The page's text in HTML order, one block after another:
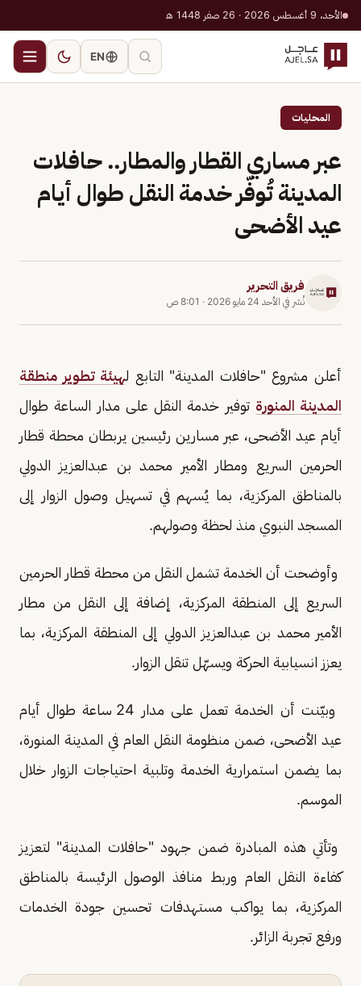
الأحد، 9 أغسطس 2026 · 26 صفر 1448 هـ
EN
المحليات
عبر مساري القطار والمطار.. حافلات
المدينة تُوفّر خدمة النقل طوال أيام
عيد الأضحى
فريق التحرير
نُشر في الأحد 24 مايو 2026 · 8:01 ص
أعلن مشروع "حافلات المدينة" التابع لهيئة تطوير منطقة
المدينة المنورة توفير خدمة النقل على مدار الساعة طوال
أيام عيد الأضحى، عبر مسارين رئيسين يربطان محطة قطار
الحرمين السريع ومطار الأمير محمد بن عبدالعزيز الدولي
بالمناطق المركزية، بما يُسهم في تسهيل وصول الزوار إلى
المسجد النبوي منذ لحظة وصولهم.
وأوضحت أن الخدمة تشمل النقل من محطة قطار الحرمين
السريع إلى المنطقة المركزية، إضافة إلى النقل من مطار
الأمير محمد بن عبدالعزيز الدولي إلى المنطقة المركزية، بما
يعزز انسيابية الحركة ويسهّل تنقل الزوار.
وبيّنت أن الخدمة تعمل على مدار 24 ساعة طوال أيام
عيد الأضحى، ضمن منظومة النقل العام في المدينة المنورة،
بما يضمن استمرارية الخدمة وتلبية احتياجات الزوار خلال
الموسم.
وتأتي هذه المبادرة ضمن جهود "حافلات المدينة" لتعزيز
كفاءة النقل العام وربط منافذ الوصول الرئيسة بالمناطق
المركزية، بما يواكب مستهدفات تحسين جودة الخدمات
ورفع تجربة الزائر.